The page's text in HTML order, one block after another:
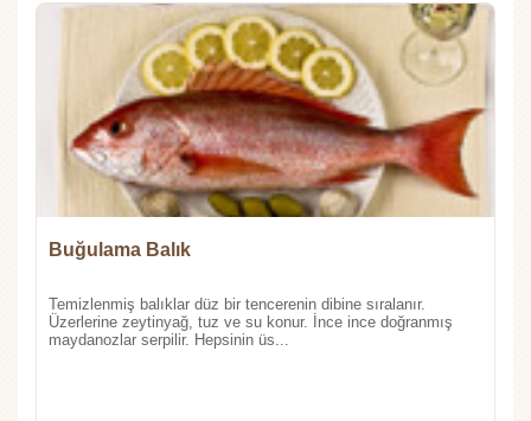
Buğulama Balık
Temizlenmiş balıklar düz bir tencerenin dibine sıralanır.
Üzerlerine zeytinyağ, tuz ve su konur. İnce ince doğranmış
maydanozlar serpilir. Hepsinin üs...